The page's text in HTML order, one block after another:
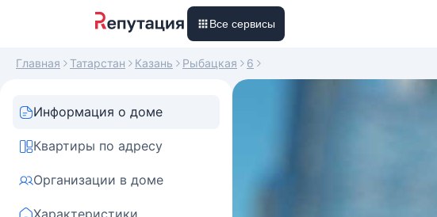
Все сервисы
Главная Татарстан Казань Рыбацкая 6
Информация о доме
Квартиры по адресу
Организации в доме
Характеристики